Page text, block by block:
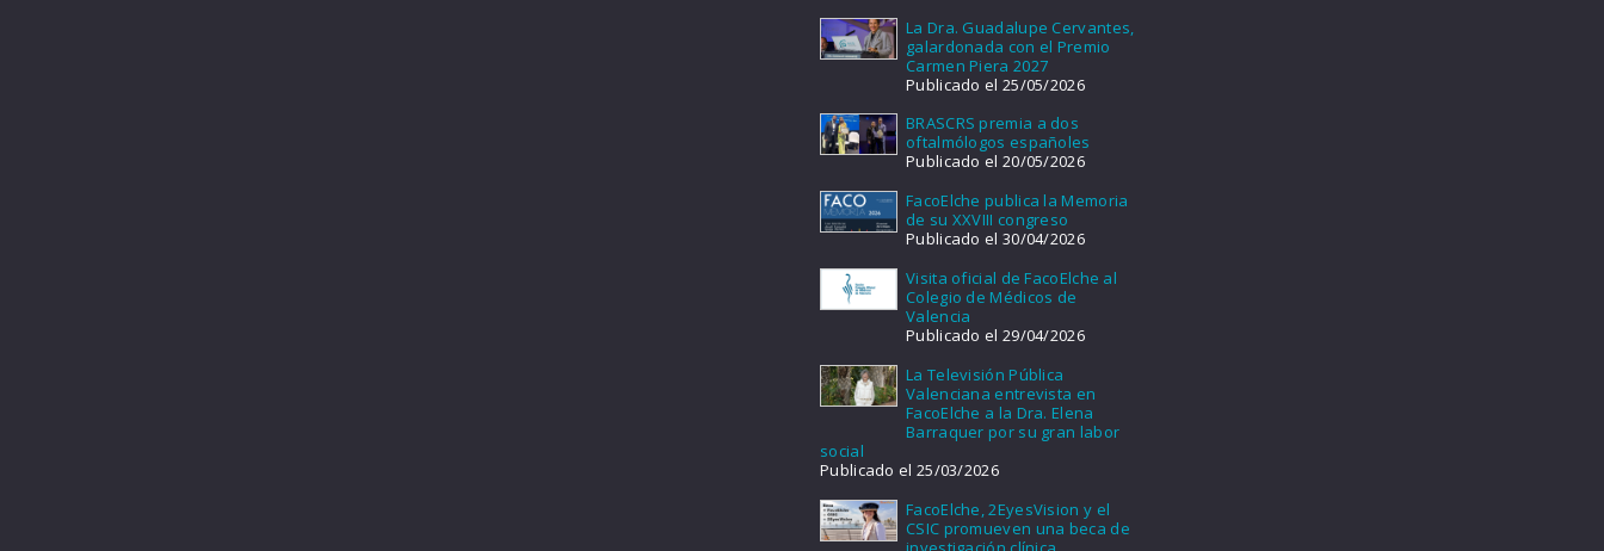
La Dra. Guadalupe Cervantes,
galardonada con el Premio
Carmen Piera 2027
Publicado el 25/05/2026
BRASCRS premia a dos
oftalmólogos españoles
Publicado el 20/05/2026
FacoElche publica la Memoria
de su XXVIII congreso
Publicado el 30/04/2026
Visita oficial de FacoElche al
Colegio de Médicos de
Valencia
Publicado el 29/04/2026
La Televisión Pública
Valenciana entrevista en
FacoElche a la Dra. Elena
Barraquer por su gran labor
social
Publicado el 25/03/2026
FacoElche, 2EyesVision y el
CSIC promueven una beca de